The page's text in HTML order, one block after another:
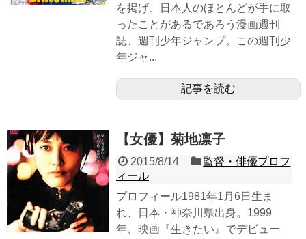
を掲げ、日本人のほとんどが手に取
ったことがあるであろう漫画週刊
誌、週刊少年ジャンプ。この週刊少
年ジャ...
記事を読む
【女優】菊地凛子
2015/8/14
監督・俳優プロフ
ィール
プロフィール1981年1月6日生ま
れ、日本・神奈川県出身。1999
年、映画『生きたい』でデビュー